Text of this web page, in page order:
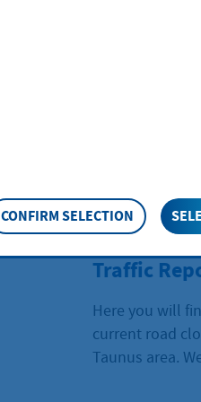
Traffic
Here you will
current road
Taunus area.
CONFIRM SELECTION